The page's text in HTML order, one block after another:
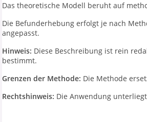
Das theoretische Modell beruht auf
Die Befunderhebung erfolgt je nach
angepasst.
Hinweis: Diese Beschreibung ist rein
bestimmt.
Grenzen der Methode: Die Methode
Rechtshinweis: Die Anwendung